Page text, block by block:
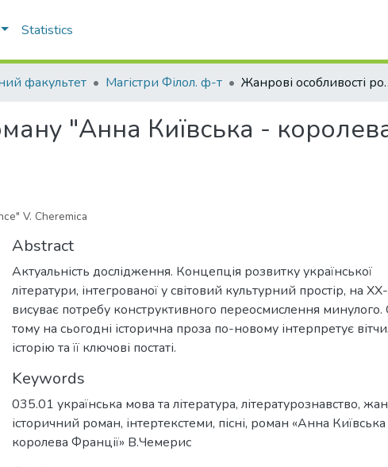
Statistics
факультет Магістри Філол. ф-т Жанрові особливості
"Анна Київська -
V. Cheremica
Abstract
Актуальність дослідження. Концепція розвитку української
літератури, інтегрованої у світовий культурний простір, на ХХ-
висуває потребу конструктивного переосмислення минулого.
тому на сьогодні історична проза по-новому інтерпретує
історію та її ключові постаті.
Keywords
035.01 українська мова та література, літературознавство,
історичний роман, інтертекстеми, пісні, роман «Анна Київська
королева Франції» В.Чемерис